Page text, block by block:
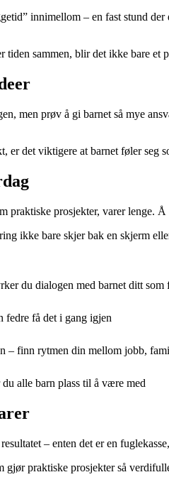
innimellom – en fast stund
tiden sammen, blir det ikke bare et
men prøv å gi barnet så mye
er det viktigere at barnet føler seg
praktiske prosjekter, varer lenge.
ikke bare skjer bak en skjerm
du dialogen med barnet ditt som
fedre få det i gang igjen
– finn rytmen din mellom jobb,
alle barn plass til å være med
– enten det er en
gjør praktiske prosjekter så